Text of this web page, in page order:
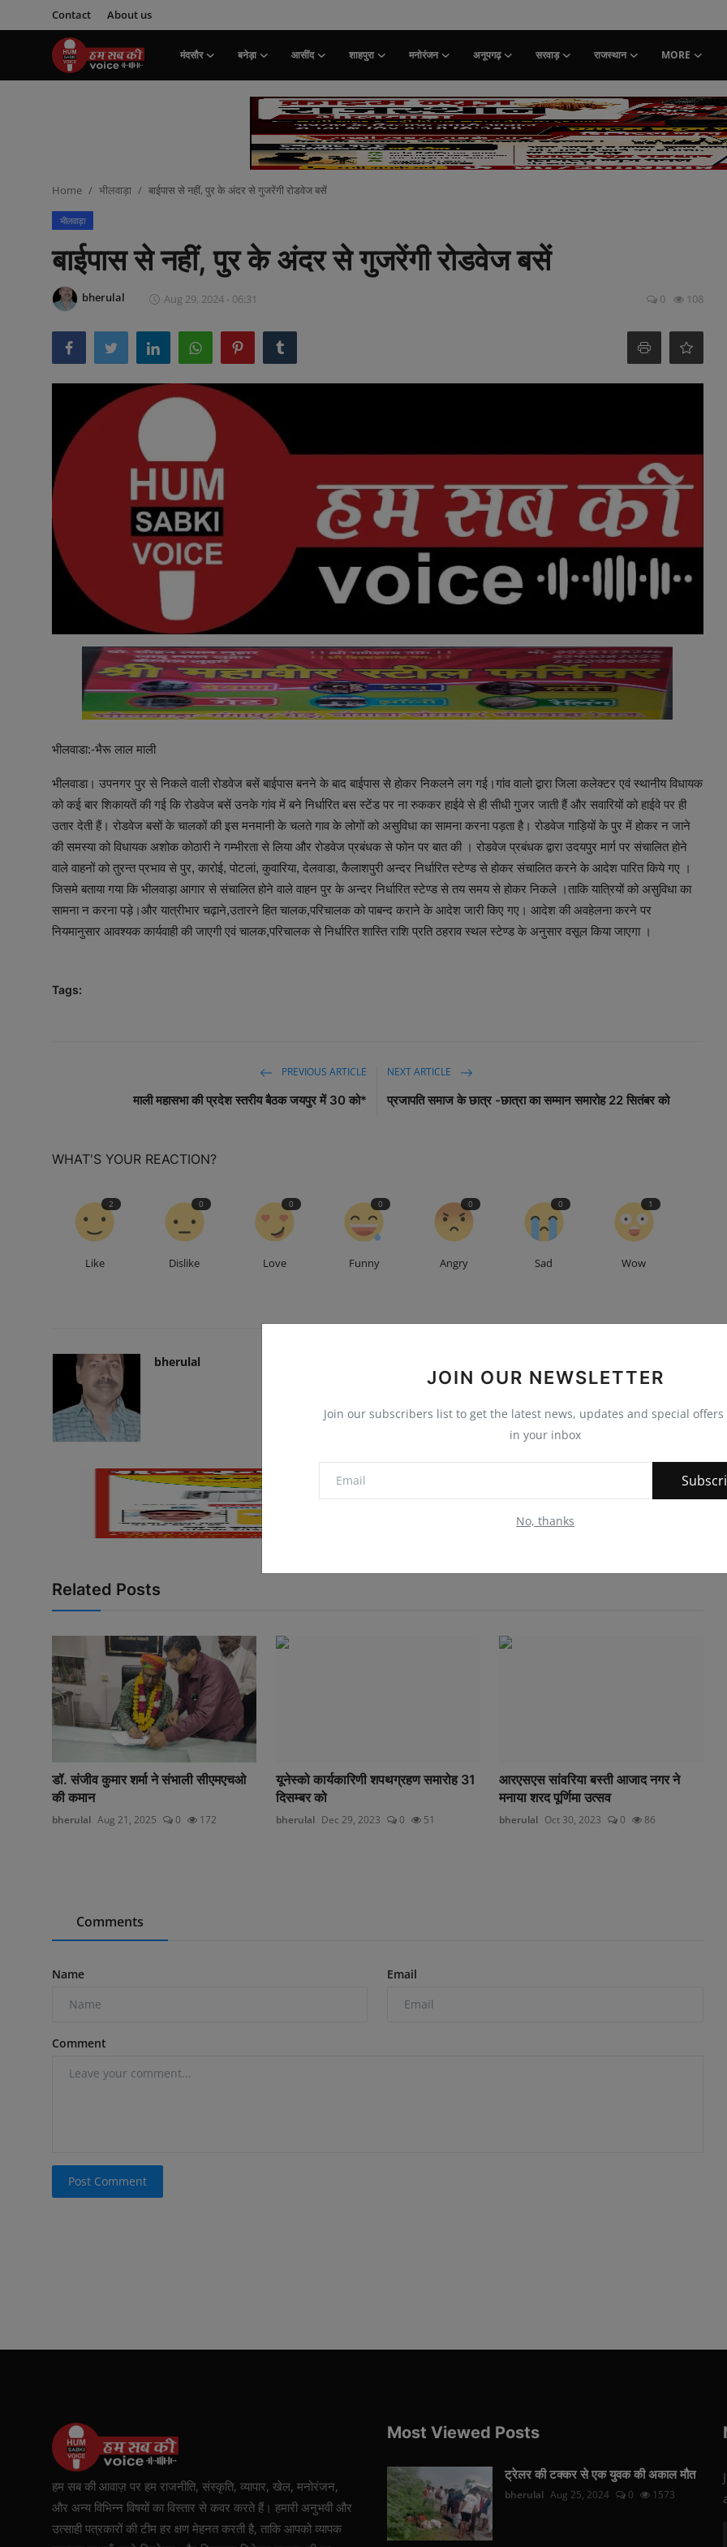
Contact About us
मंदसौर बनेड़ा आसींद शाहपुरा मनोरंजन अनूपगढ़ सरवाड़ राजस्थान MORE
भीलवाड़ा
JOIN OUR NEWSLETTER
Join our subscribers list to get the latest news, updates and special
in your inbox
No, thanks
Home भीलवाड़ा बाईपास से नहीं, पुर के अंदर से गुजरेंगी रोडवेज बसें
भीलवाड़ा
बाईपास से नहीं, पुर के अंदर से गुजरेंगी रोडवेज बसें
bherulal Aug 29, 2024 - 06:31 0 108
भीलवाडा:-भैरू लाल माली
भीलवाडा। उपनगर पुर से निकले वाली रोडवेज बसें बाईपास बनने के बाद बाईपास से होकर निकलने लग गई।गांव वालो द्वारा जिला कलेक्टर एवं स्थानीय विधायक
को कई बार शिकायतें की गई कि रोडवेज बसें उनके गांव में बने निर्धारित बस स्टेंड पर ना रुककर हाईवे से ही सीधी गुजर जाती हैं और सवारियों को हाईवे पर ही
उतार देती हैं। रोडवेज बसों के चालकों की इस मनमानी के चलते गाव के लोगों को असुविधा का सामना करना पड़ता है। रोडवेज गाड़ियों के पुर में होकर न जाने
की समस्या को विधायक अशोक कोठारी ने गम्भीरता से लिया और रोडवेज प्रबंधक से फोन पर बात की । रोडवेज प्रबंधक द्वारा उदयपुर मार्ग पर संचालित होने
वाले वाहनों को तुरन्त प्रभाव से पुर, कारोई, पोटलां, कुवारिया, देलवाडा, कैलाशपुरी अन्दर निर्धारित स्टेण्ड से होकर संचालित करने के आदेश पारित किये गए ।
जिसमे बताया गया कि भीलवाड़ा आगार से संचालित होने वाले वाहन पुर के अन्दर निर्धारित स्टेण्ड से तय समय से होकर निकले ।ताकि यात्रियों को असुविधा का
सामना न करना पड़े।और यात्रीभार चढ़ाने,उतारने हित चालक,परिचालक को पाबन्द कराने के आदेश जारी किए गए। आदेश की अवहेलना करने पर
नियमानुसार आवश्यक कार्यवाही की जाएगी एवं चालक,परिचालक से निर्धारित शास्ति राशि प्रति ठहराव स्थल स्टेण्ड के अनुसार वसूल किया जाएगा ।
Tags:
PREVIOUS ARTICLE
माली महासभा की प्रदेश स्तरीय बैठक जयपुर में 30 को*
NEXT ARTICLE
प्रजापति समाज के छात्र -छात्रा का सम्मान समारोह 22 सितंबर को
WHAT'S YOUR REACTION?
2
Like
0
Dislike
0
Love
0
Funny
0
Angry
0
Sad
1
Wow
bherulal
Related Posts
डॉ. संजीव कुमार शर्मा ने संभाली सीएमएचओ
की कमान
bherulal Aug 21, 2025 0 172
यूनेस्को कार्यकारिणी शपथग्रहण समारोह 31
दिसम्बर को
bherulal Dec 29, 2023 0 51
आरएसएस सांवरिया बस्ती आजाद नगर ने
मनाया शरद पूर्णिमा उत्सव
bherulal Oct 30, 2023 0 86
Comments
Name Email
Comment
Post Comment
हम सब की आवाज़ पर हम राजनीति, संस्कृति, व्यापार, खेल, मनोरंजन,
और अन्य विभिन्न विषयों का विस्तार से कवर करते हैं। हमारी अनुभवी और
उत्साही पत्रकारों की टीम हर क्षण मेहनत करती है, ताकि आपको व्यापक
Most Viewed Posts
ट्रेलर की टक्कर से एक युवक की अकाल मौत
bherulal Aug 25, 2024 0 1573